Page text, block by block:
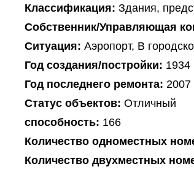
Классификация: Здания,
Собственник/Управляющая
Ситуация: Аэропорт, В
Год создания/постройки: 1934
Год последнего ремонта: 2007
Статус объектов: Отличный
способность: 166
Количество одноместных
Количество двухместных